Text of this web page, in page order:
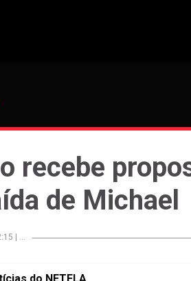
recebe
de Michael
...